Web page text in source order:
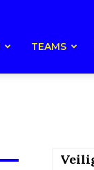
TEAMS